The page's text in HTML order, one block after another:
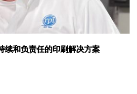
续和负责任的印刷解决方案